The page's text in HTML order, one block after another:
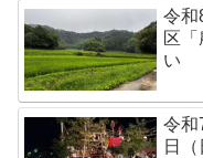
令和
区
い
令和
日